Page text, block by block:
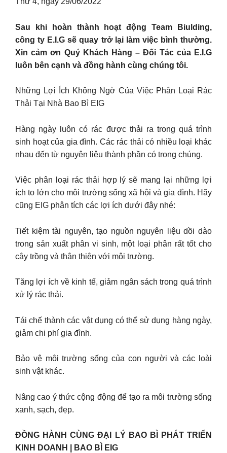
Sau khi hoàn thành hoạt động Team Biulding,
công ty E.I.G sẽ quay trở lại làm việc bình thường.
Xin cảm ơn Quý Khách Hàng – Đối Tác của E.I.G
luôn bên cạnh và đồng hành cùng chúng tôi.
Những Lợi Ích Không Ngờ Của Việc Phân Loại Rác
Thải Tại Nhà Bao Bì EIG
Hàng ngày luôn có rác được thải ra trong quá trình
sinh hoạt của gia đình. Các rác thải có nhiều loại khác
nhau đến từ nguyên liệu thành phần có trong chúng.
Việc phân loại rác thải hợp lý sẽ mang lại những lợi
ích to lớn cho môi trường sống xã hội và gia đình. Hãy
cũng EIG phân tích các lợi ích dưới đây nhé:
Tiết kiệm tài nguyên, tạo nguồn nguyên liệu dồi dào
trong sản xuất phân vi sinh, một loại phân rất tốt cho
cây trồng và thân thiện với môi trường.
Tăng lợi ích về kinh tế, giảm ngân sách trong quá trình
xử lý rác thải.
Tái chế thành các vật dụng có thể sử dụng hàng ngày,
giảm chi phí gia đình.
Bảo vệ môi trường sống của con người và các loài
sinh vật khác.
Nâng cao ý thức cộng động để tạo ra môi trường sống
xanh, sạch, đẹp.
ĐỒNG HÀNH CÙNG ĐẠI LÝ BAO BÌ PHÁT TRIỂN
KINH DOANH | BAO BÌ EIG